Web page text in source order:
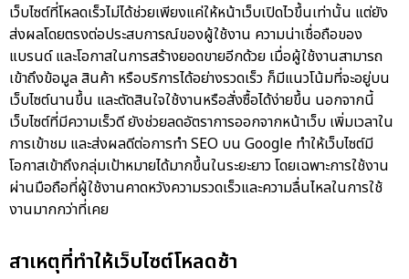
เว็บไซต์ที่โหลดเร็วไม่ได้ช่วยเพียงแค่ให้หน้าเว็บเปิดไวขึ้นเท่านั้น แต่ยัง
ส่งผลโดยตรงต่อประสบการณ์ของผู้ใช้งาน ความน่าเชื่อถือของ
แบรนด์ และโอกาสในการสร้างยอดขายอีกด้วย เมื่อผู้ใช้งานสามารถ
เข้าถึงข้อมูล สินค้า หรือบริการได้อย่างรวดเร็ว ก็มีแนวโน้มที่จะอยู่บน
เว็บไซต์นานขึ้น และตัดสินใจใช้งานหรือสั่งซื้อได้ง่ายขึ้น นอกจากนี้
เว็บไซต์ที่มีความเร็วดี ยังช่วยลดอัตราการออกจากหน้าเว็บ เพิ่มเวลาใน
การเข้าชม และส่งผลดีต่อการทำ SEO บน Google ทำให้เว็บไซต์มี
โอกาสเข้าถึงกลุ่มเป้าหมายได้มากขึ้นในระยะยาว โดยเฉพาะการใช้งาน
ผ่านมือถือที่ผู้ใช้งานคาดหวังความรวดเร็วและความลื่นไหลในการใช้
งานมากกว่าที่เคย
สาเหตุที่ทำให้เว็บไซต์โหลดช้า